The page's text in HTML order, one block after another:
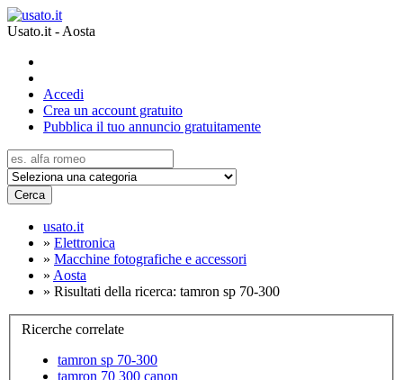
Usato.it - Aosta
Accedi
Crea un account gratuito
Pubblica il tuo annuncio gratuitamente
Cerca
usato.it
» Elettronica
» Macchine fotografiche e accessori
» Aosta
» Risultati della ricerca: tamron sp 70-300
Ricerche correlate
tamron sp 70-300
tamron 70 300 canon